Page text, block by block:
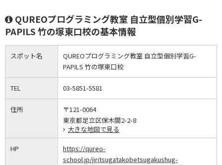
QUREOプログラミング教室 自立型個別学習G-
PAPILS 竹の塚東口校の基本情報
スポット名
QUREOプログラミング教室 自立型個別学習G-
PAPILS 竹の塚東口校
TEL 03-5851-5581
住所
〒121-0064
東京都足立区保木間2-2-8
大きな地図で見る
HP
https://qureo-
school.jp/jiritsugatakobetsugakushug-